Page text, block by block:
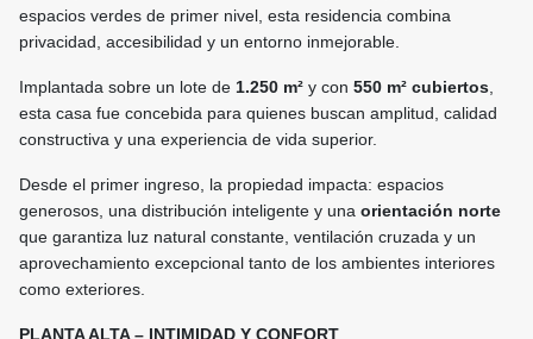
espacios verdes de primer nivel, esta residencia combina
privacidad, accesibilidad y un entorno inmejorable.
Implantada sobre un lote de 1.250 m² y con 550 m² cubiertos
esta casa fue concebida para quienes buscan amplitud, calidad
constructiva y una experiencia de vida superior.
Desde el primer ingreso, la propiedad impacta: espacios
generosos, una distribución inteligente y una orientación norte
que garantiza luz natural constante, ventilación cruzada y un
aprovechamiento excepcional tanto de los ambientes interiores
como exteriores.
PLANTA ALTA – INTIMIDAD Y CONFORT